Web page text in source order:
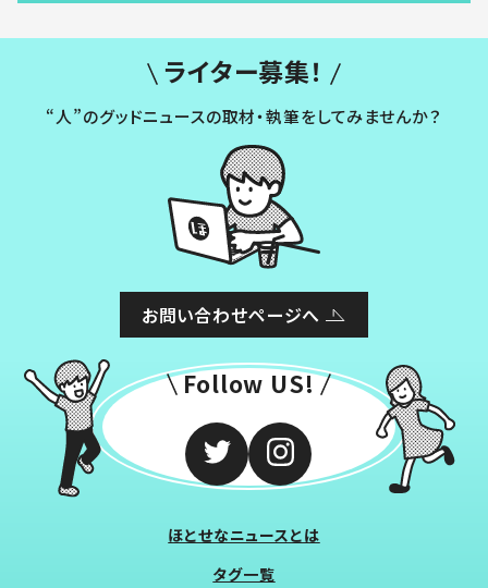
ライター募集！
“人”のグッドニュースの取材・執筆をしてみませんか？
お問い合わせページへ
Follow US!
ほとせなニュースとは
タグ一覧